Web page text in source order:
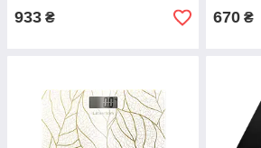
933 ₴ 670 ₴